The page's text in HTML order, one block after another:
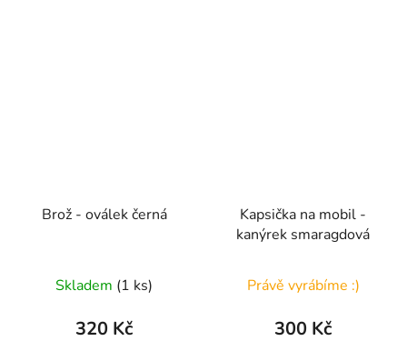
Brož - oválek černá
Skladem (1 ks)
320 Kč
Kapsička na mobil -
kanýrek smaragdová
Právě vyrábíme :)
300 Kč